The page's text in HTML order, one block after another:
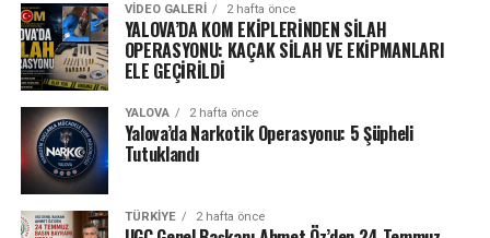
VIDEO GALERI 2 hafta önce
YALOVA’DA KOM EKİPLERİNDEN SİLAH
OPERASYONU: KAÇAK SİLAH VE EKİPMANLARI
ELE GEÇİRİLDİ
YALOVA 2 hafta önce
Yalova’da Narkotik Operasyonu: 5 Şüpheli
Tutuklandı
TÜRKIYE 2 hafta önce